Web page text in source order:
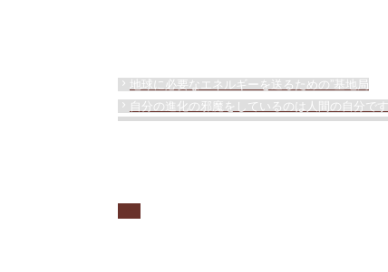
地球に必要なエネルギーを送るための”基地局
自分の進化の邪魔をしているのは人間の自分です